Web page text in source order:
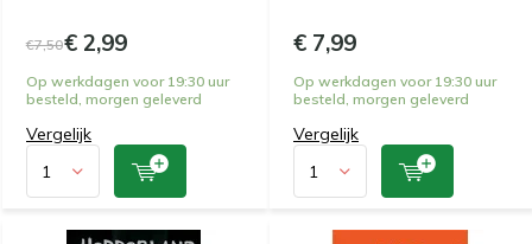
€7,50€ 2,99
Op werkdagen voor 19:30 uur
besteld, morgen geleverd
Vergelijk
€ 7,99
Op werkdagen voor 19:30 uur
besteld, morgen geleverd
Vergelijk